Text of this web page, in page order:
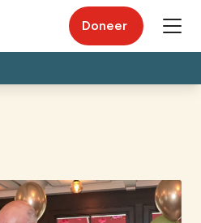
Doneer